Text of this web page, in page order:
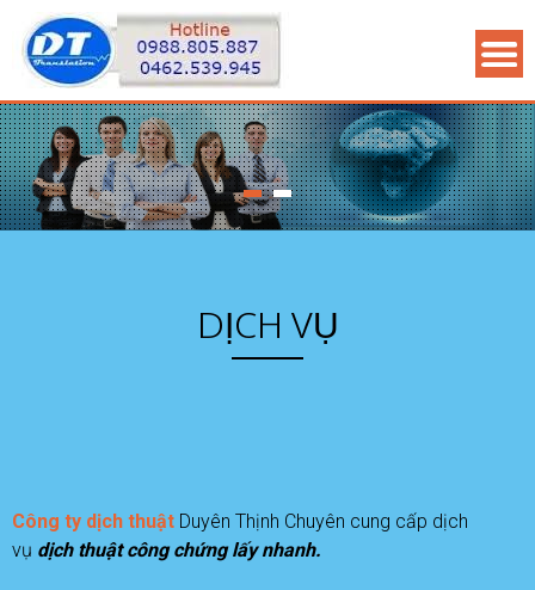
DỊCH VỤ
Công ty dịch thuật Duyên Thịnh Chuyên cung cấp dịch
vụ dịch thuật công chứng lấy nhanh.